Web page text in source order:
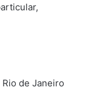
de Janeiro